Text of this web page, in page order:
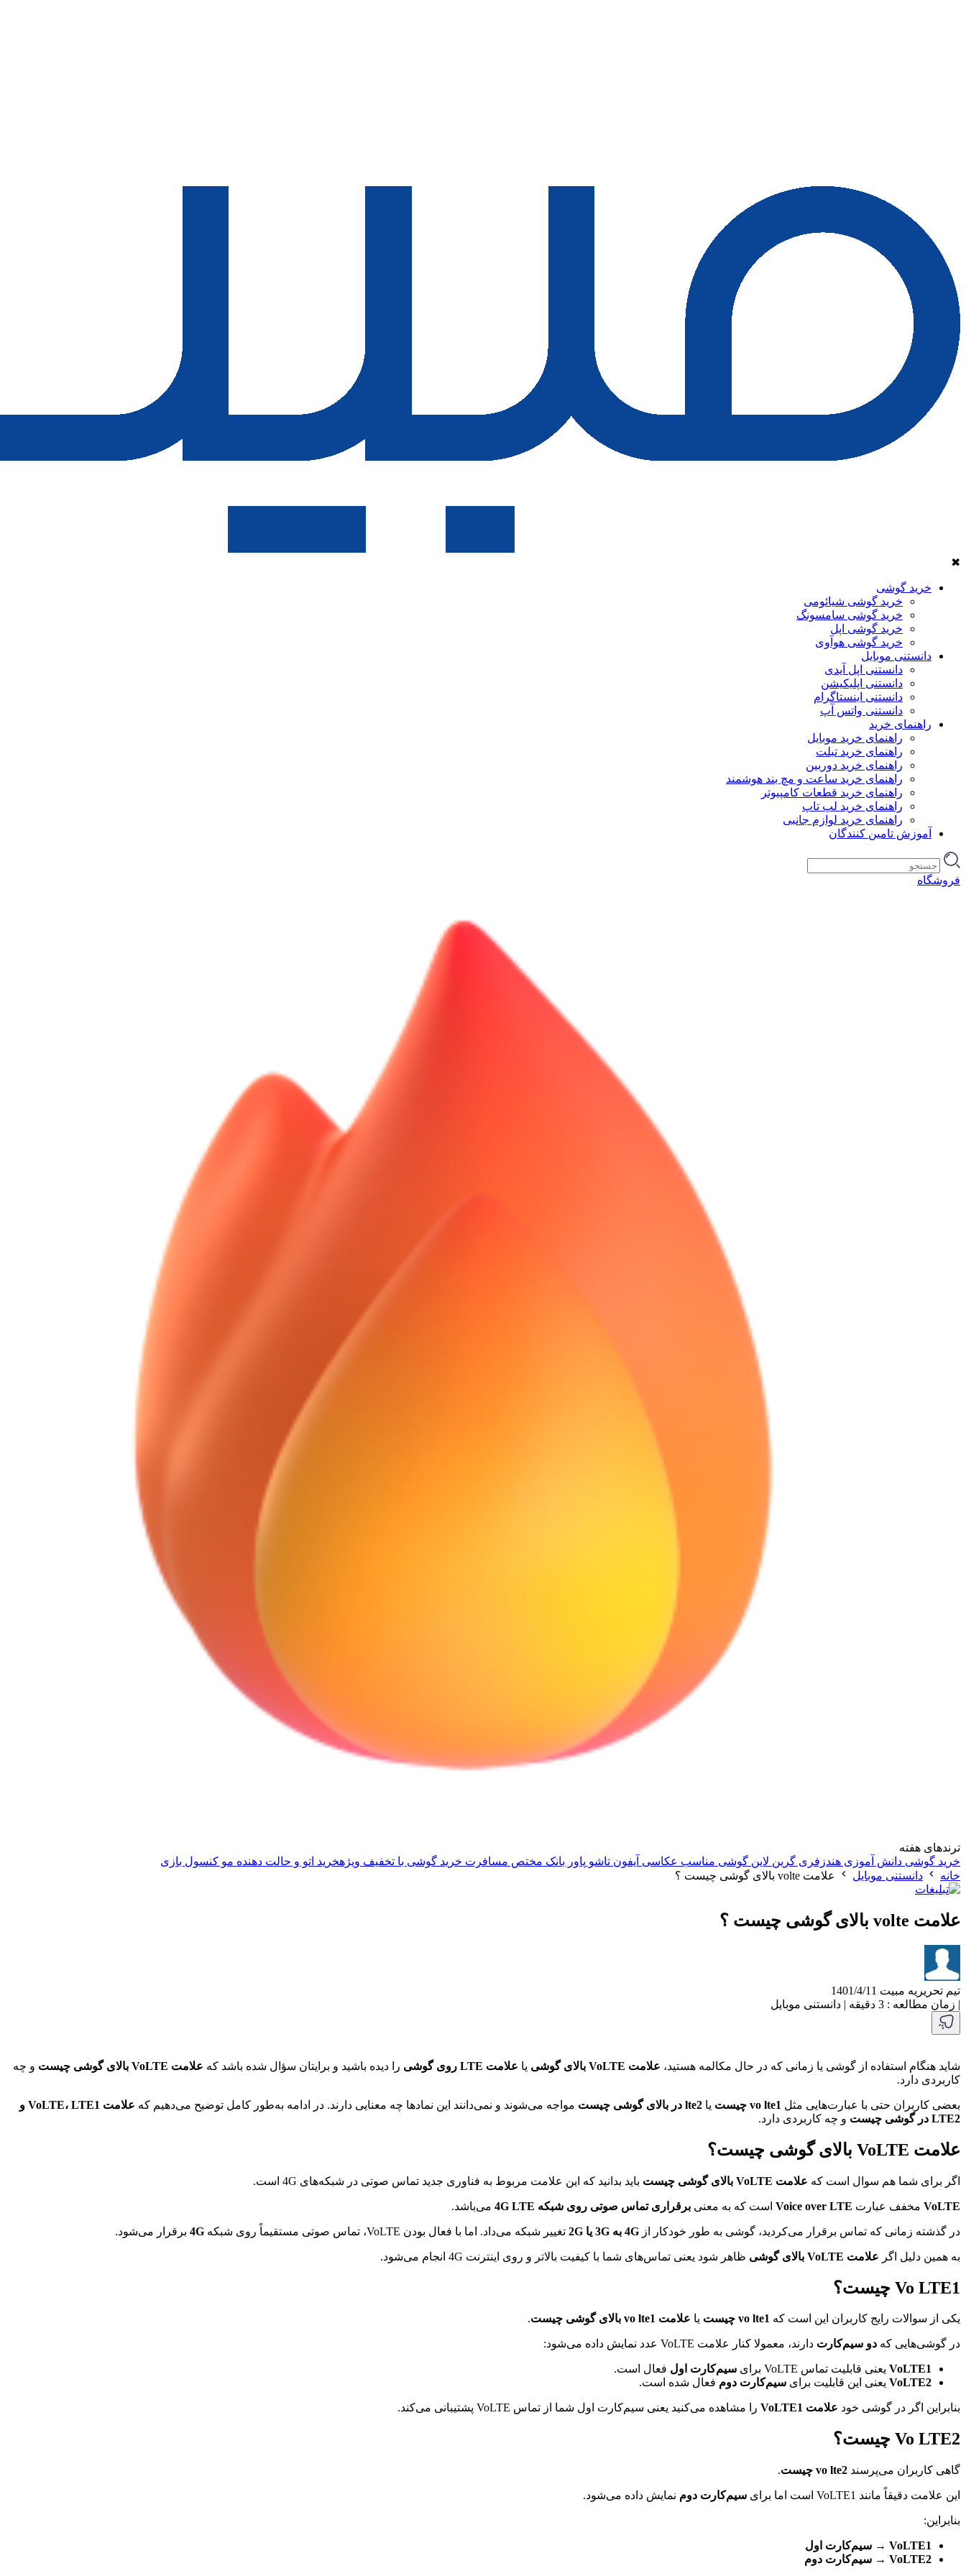
✖
خرید گوشی
خرید گوشی شیائومی
خرید گوشی سامسونگ
خرید گوشی اپل
خرید گوشی هوآوی
دانستنی موبایل
دانستنی اپل آیدی
دانستنی اپلیکیشن
دانستنی اینستاگرام
دانستنی واتس آپ
راهنمای خرید
راهنمای خرید موبایل
راهنمای خرید تبلت
راهنمای خرید دوربین
راهنمای خرید ساعت و مچ بند هوشمند
راهنمای خرید قطعات کامپیوتر
راهنمای خرید لپ تاپ
راهنمای خرید لوازم جانبی
آموزش تامین کنندگان
فروشگاه
ترندهای هفته
خرید گوشی دانش آموزی هندزفری گرین لاین گوشی مناسب عکاسی آیفون تاشو پاور بانک مختص مسافرت خرید گوشی با تخفیف ویژهخرید اتو و حالت دهنده مو کنسول بازی
خانه
دانستنی موبایل علامت volte بالای گوشی چیست ؟
علامت volte بالای گوشی چیست ؟
تیم تحریریه مبیت 1401/4/11
| زمان مطالعه : 3 دقیقه | دانستنی موبایل
شاید هنگام استفاده از گوشی یا زمانی که در حال مکالمه هستید، علامت VoLTE بالای گوشی یا علامت LTE روی گوشی را دیده باشید و برایتان سؤال شده باشد که علامت VoLTE بالای گوشی چیست
و چه
کاربردی دارد.
بعضی کاربران حتی با عبارت‌هایی مثل vo lte1 چیست یا lte2 در بالای گوشی چیست مواجه می‌شوند و نمی‌دانند این نمادها چه معنایی دارند. در ادامه به‌طور کامل توضیح می‌دهیم که
علامت VoLTE، LTE1 و
LTE2 در گوشی چیست
و چه کاربردی دارد.
علامت VoLTE بالای گوشی چیست؟
اگر برای شما هم سوال است که علامت VoLTE بالای گوشی چیست باید بدانید که این علامت مربوط به فناوری جدید تماس صوتی در شبکه‌های 4G است.
VoLTE مخفف عبارت Voice over LTE است که به معنی برقراری تماس صوتی روی شبکه 4G LTE می‌باشد.
در گذشته زمانی که تماس برقرار می‌کردید، گوشی به طور خودکار از 4G به 3G یا 2G تغییر شبکه می‌داد. اما با فعال بودن VoLTE، تماس صوتی مستقیماً روی شبکه 4G برقرار می‌شود.
به همین دلیل اگر علامت VoLTE بالای گوشی ظاهر شود یعنی تماس‌های شما با کیفیت بالاتر و روی اینترنت 4G انجام می‌شود.
Vo LTE1 چیست؟
یکی از سوالات رایج کاربران این است که vo lte1 چیست یا علامت vo lte1 بالای گوشی چیست .
در گوشی‌هایی که دو سیم‌کارت دارند، معمولا کنار علامت VoLTE عدد نمایش داده می‌شود:
VoLTE1 یعنی قابلیت تماس VoLTE برای سیم‌کارت اول فعال است.
VoLTE2 یعنی این قابلیت برای سیم‌کارت دوم فعال شده است.
بنابراین اگر در گوشی خود علامت VoLTE1 را مشاهده می‌کنید یعنی سیم‌کارت اول شما از تماس VoLTE پشتیبانی می‌کند.
Vo LTE2 چیست؟
گاهی کاربران می‌پرسند vo lte2 چیست .
این علامت دقیقاً مانند VoLTE1 است اما برای سیم‌کارت دوم نمایش داده می‌شود.
بنابراین:
VoLTE1 → سیم‌کارت اول
VoLTE2 → سیم‌کارت دوم